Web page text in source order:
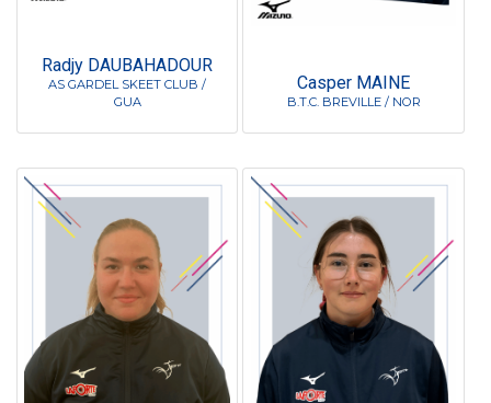
Radjy DAUBAHADOUR
AS GARDEL SKEET CLUB /
GUA
Casper MAINE
B.T.C. BREVILLE / NOR